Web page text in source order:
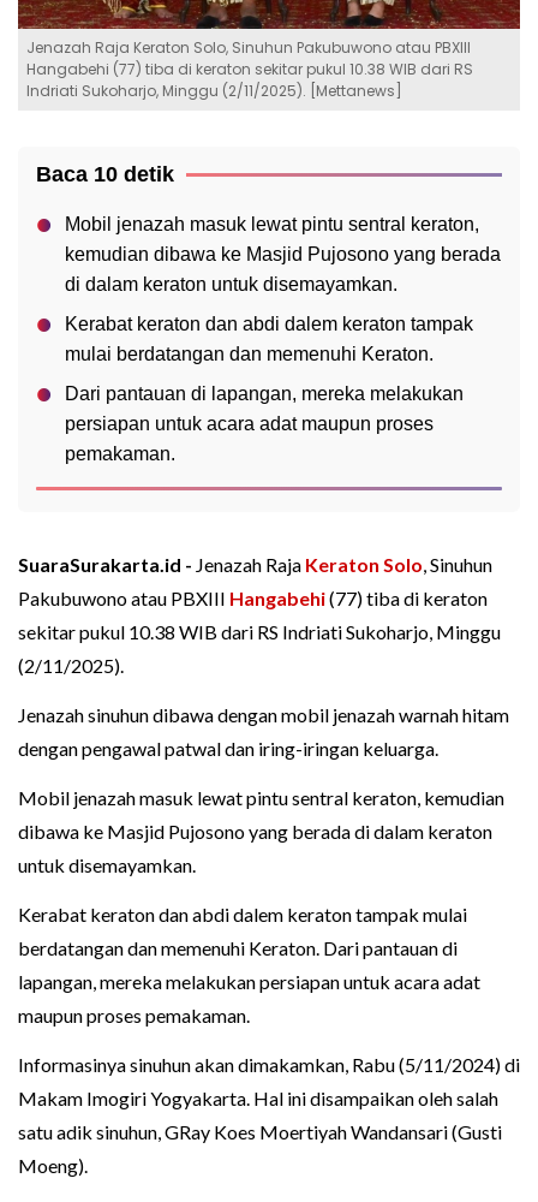
Jenazah Raja Keraton Solo, Sinuhun Pakubuwono atau PBXIII
Hangabehi (77) tiba di keraton sekitar pukul 10.38 WIB dari RS
Indriati Sukoharjo, Minggu (2/11/2025). [Mettanews]
Baca 10 detik
Mobil jenazah masuk lewat pintu sentral keraton,
kemudian dibawa ke Masjid Pujosono yang berada
di dalam keraton untuk disemayamkan.
Kerabat keraton dan abdi dalem keraton tampak
mulai berdatangan dan memenuhi Keraton.
Dari pantauan di lapangan, mereka melakukan
persiapan untuk acara adat maupun proses
pemakaman.
SuaraSurakarta.id - Jenazah Raja Keraton Solo, Sinuhun
Pakubuwono atau PBXIII Hangabehi(77) tiba di keraton
sekitar pukul 10.38 WIB dari RS Indriati Sukoharjo, Minggu
(2/11/2025).
Jenazah sinuhun dibawa dengan mobil jenazah warnah hitam
dengan pengawal patwal dan iring-iringan keluarga.
Mobil jenazah masuk lewat pintu sentral keraton, kemudian
dibawa ke Masjid Pujosono yang berada di dalam keraton
untuk disemayamkan.
Kerabat keraton dan abdi dalem keraton tampak mulai
berdatangan dan memenuhi Keraton. Dari pantauan di
lapangan, mereka melakukan persiapan untuk acara adat
maupun proses pemakaman.
Informasinya sinuhun akan dimakamkan, Rabu (5/11/2024) di
Makam Imogiri Yogyakarta. Hal ini disampaikan oleh salah
satu adik sinuhun, GRay Koes Moertiyah Wandansari (Gusti
Moeng).